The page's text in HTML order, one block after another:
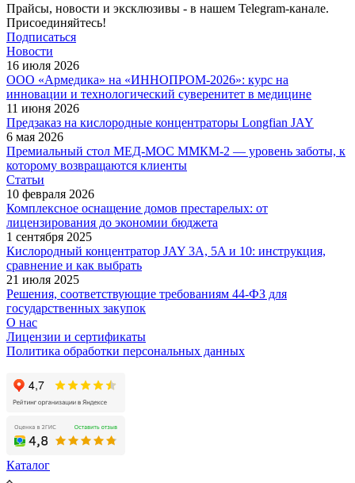
Прайсы, новости и эксклюзивы - в нашем Telegram-канале.
Присоединяйтесь!
Подписаться
Новости
16 июля 2026
ООО «Армедика» на «ИННОПРОМ-2026»: курс на
инновации и технологический суверенитет в медицине
11 июня 2026
Предзаказ на кислородные концентраторы Longfian JAY
6 мая 2026
Премиальный стол МЕД-МОС ММКМ-2 — уровень заботы, к
которому возвращаются клиенты
Статьи
10 февраля 2026
Комплексное оснащение домов престарелых: от
лицензирования до экономии бюджета
1 сентября 2025
Кислородный концентратор JAY 3A, 5A и 10: инструкция,
сравнение и как выбрать
21 июля 2025
Решения, соответствующие требованиям 44-ФЗ для
государственных закупок
О нас
Лицензии и сертификаты
Политика обработки персональных данных
Каталог